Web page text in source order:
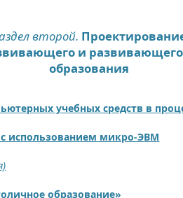
второй.
и
образования
учебных средств в
с использованием микро-ЭВМ
образование»